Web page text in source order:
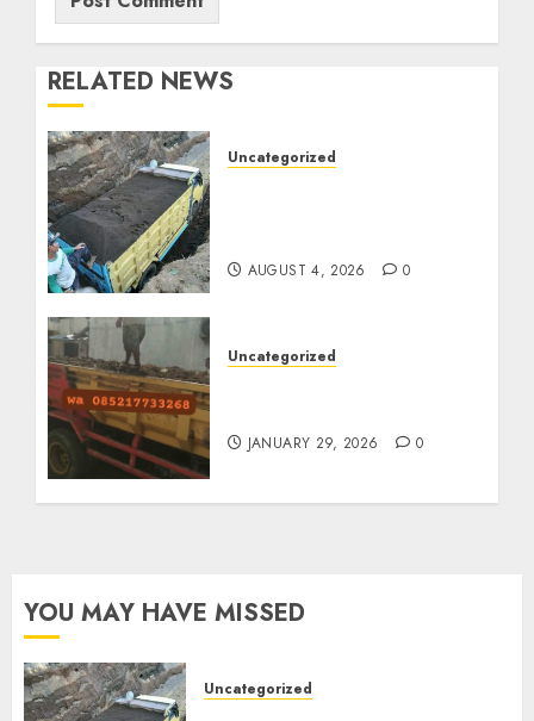
RELATED NEWS
Uncategorized
AUGUST 4, 2026 0
Uncategorized
JANUARY 29, 2026 0
YOU MAY HAVE MISSED
Uncategorized